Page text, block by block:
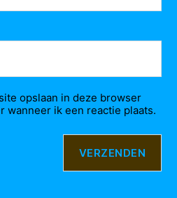
opslaan in deze browser
wanneer ik een reactie plaats.